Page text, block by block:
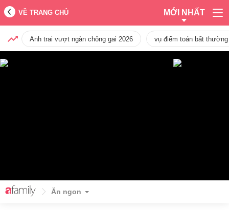
VỀ TRANG CHỦ MỚI NHẤT
Anh trai vượt ngàn chông gai 2026 vụ điểm toán bất
Ăn ngon